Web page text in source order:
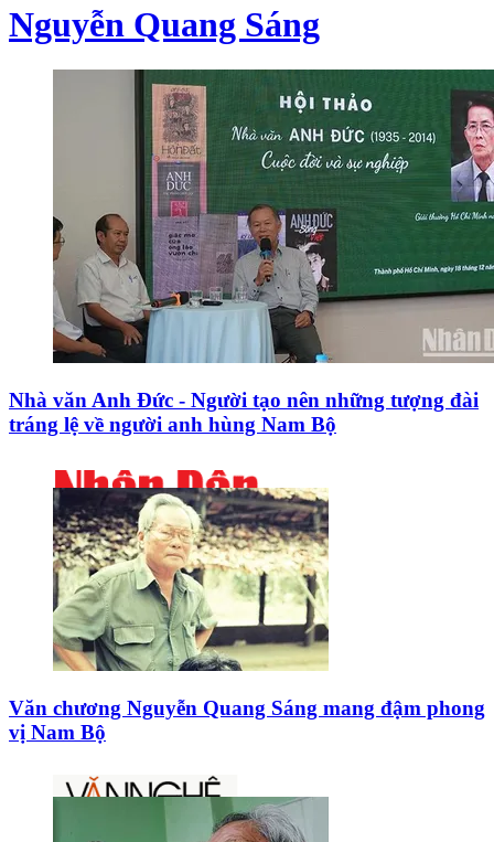
Nguyễn Quang Sáng
Nhà văn Anh Đức - Người tạo nên những tượng đài
tráng lệ về người anh hùng Nam Bộ
Văn chương Nguyễn Quang Sáng mang đậm phong
vị Nam Bộ